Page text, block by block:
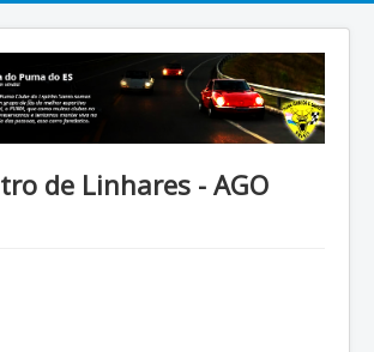
de Linhares - AGO